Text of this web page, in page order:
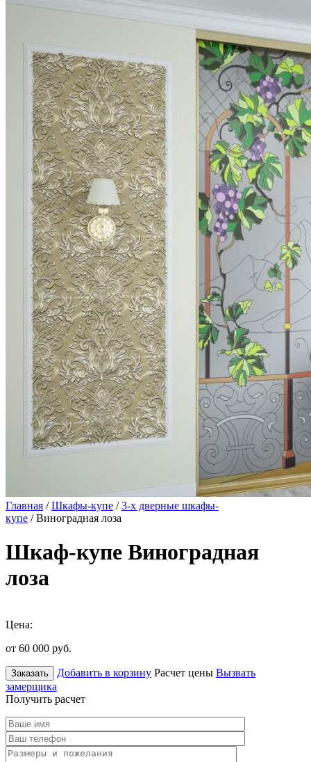
Главная /Шкафы-купе /3-х дверные шкафы-
купе / Виноградная лоза
Шкаф-купе Виноградная
лоза
Цена:
от 60 000 руб.
Заказать Добавить в корзину Расчет цены Вызвать
замерщика
Получить расчет